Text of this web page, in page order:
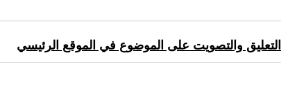
التعليق والتصويت على الموضوع في الموقع الرئيسي